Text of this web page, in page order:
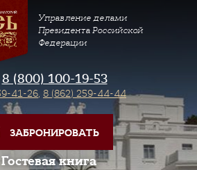
Управление делами
Президента Российской
Федерации
8 (800) 100-19-53
41-26, 8 (862) 259-44-44
ЗАБРОНИРОВАТЬ
Гостевая книга